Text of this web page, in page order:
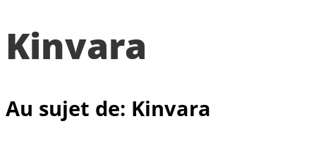
Kinvara
Au sujet de: Kinvara